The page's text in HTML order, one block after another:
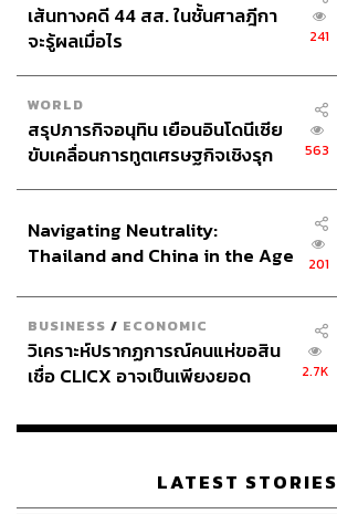
เส้นทางคดี 44 สส. ในชั้นศาลฎีกา
จะรู้ผลเมื่อไร
241
WORLD
สรุปภารกิจอนุทิน เยือนอินโดนีเซีย
ขับเคลื่อนการทูตเศรษฐกิจเชิงรุก
563
Navigating Neutrality:
Thailand and China in the Age
201
BUSINESS / ECONOMIC
วิเคราะห์ปรากฏการณ์คนแห่ขอสิน
เชื่อ CLICX อาจเป็นเพียงยอด
เรือนไทยที่ถูกซุกไว้
2.7K
LATEST STORIES